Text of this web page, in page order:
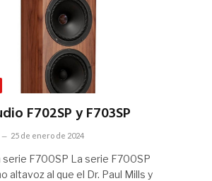
F702SP y F703SP
25 de enero de 2024
serie F700SP La serie F700SP
altavoz al que el Dr. Paul Mills y